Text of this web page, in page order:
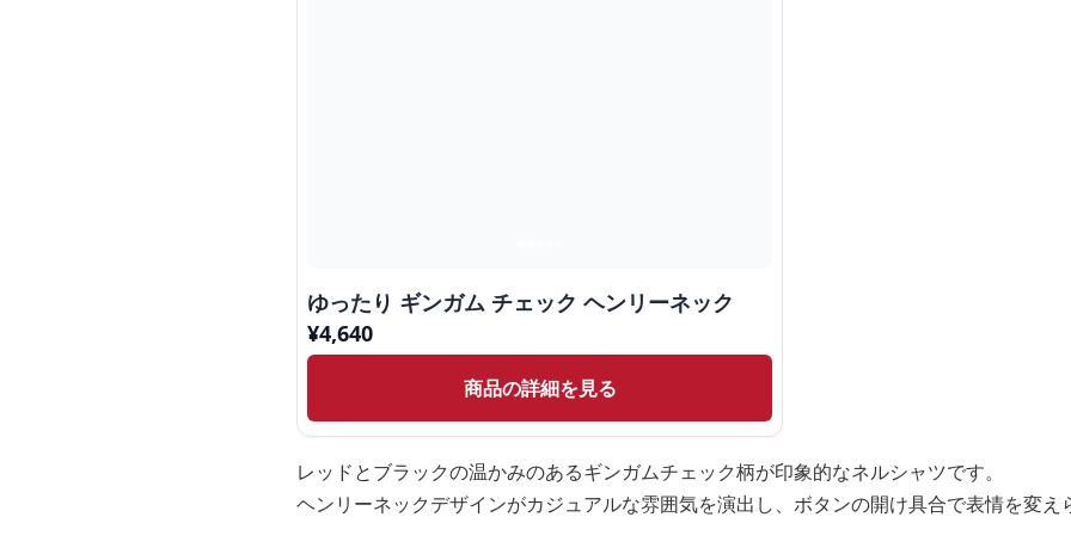
ゆったり ギンガム チェック ヘンリーネック
¥4,640
商品の詳細を見る
レッドとブラックの温かみのあるギンガムチェック柄が印象的なネルシャツです。
ヘンリーネックデザインがカジュアルな雰囲気を演出し、ボタンの開け具合で表情を変え